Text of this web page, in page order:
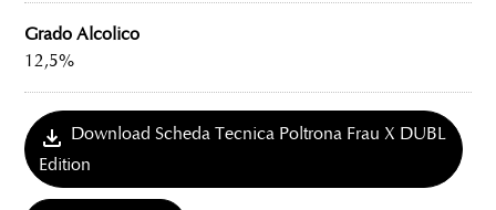
Grado Alcolico
12,5%
Download Scheda Tecnica Poltrona Frau X DUBL
Edition